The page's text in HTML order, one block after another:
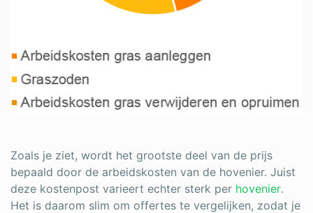
Zoals je ziet, wordt het grootste deel van de prijs
bepaald door de arbeidskosten van de hovenier. Juist
deze kostenpost varieert echter sterk per hovenier.
Het is daarom slim om offertes te vergelijken, zodat je